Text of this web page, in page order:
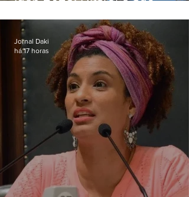
distintos no ensino médio; veja
Jornal Daki
há 17 horas